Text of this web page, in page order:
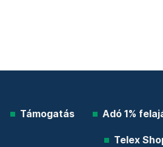
Támogatás Adó 1%
Telex